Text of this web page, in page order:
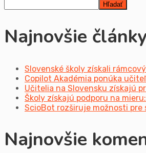
Hľadať
Najnovšie
Slovenské školy získali
Copilot Akadémia ponúka
Učitelia na Slovensku získajú
Školy získajú podporu na
ScioBot rozširuje možnosti pre
Najnovšie